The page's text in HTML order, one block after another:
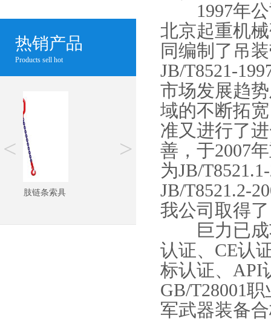
热销产品
Products sell hot
双肢链条索具
< >
1997年公
北京起重机
同编制了吊
JB/T8521-
市场发展趋
域的不断拓
准又进行了
善，于2007
为JB/
JB/T8521.2-
我公司取得
巨力已成
认证、CE认
标认证、API
GB/T28001
军武器装备